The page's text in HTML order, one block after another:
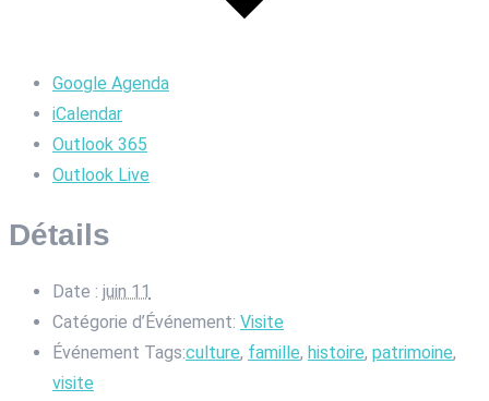
Google Agenda
iCalendar
Outlook 365
Outlook Live
Détails
Date : juin 11
Catégorie d’Événement: Visite
Événement Tags:culture, famille, histoire, patrimoine,
visite